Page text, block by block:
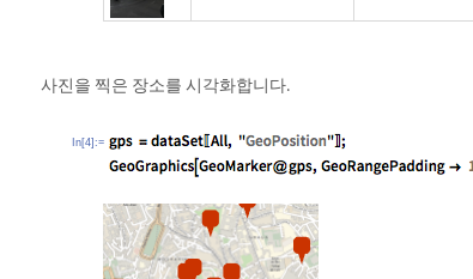
사진을 찍은 장소를 시각화합니다.
In[4]:=